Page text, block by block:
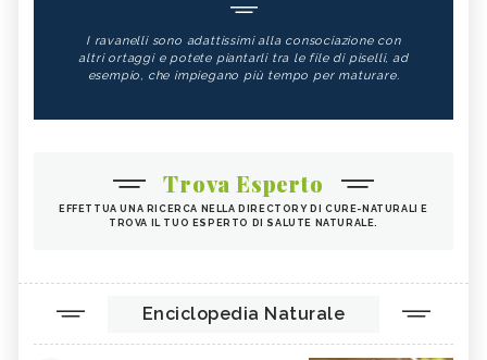
I ravanelli sono adattissimi alla consociazione con
altri ortaggi e potete piantarli tra le file di piselli, ad
esempio, che impiegano più tempo per maturare.
Trova Esperto
EFFETTUA UNA RICERCA NELLA DIRECTORY DI CURE-NATURALI E
TROVA IL TUO ESPERTO DI SALUTE NATURALE.
Enciclopedia Naturale